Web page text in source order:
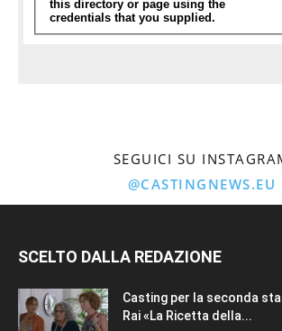
SEGUICI SU
@CASTINGNEWS.EU
SCELTO DALLA REDAZIONE
Casting per la seconda
Rai «La Ricetta della...